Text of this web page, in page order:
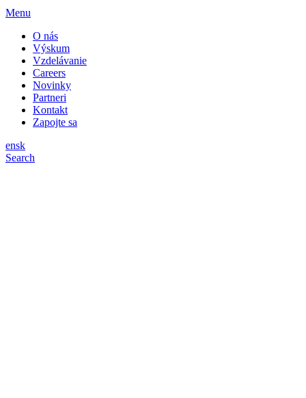
Menu
O nás
Výskum
Vzdelávanie
Careers
Novinky
Partneri
Kontakt
Zapojte sa
ensk
Search